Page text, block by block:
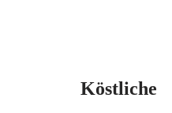
Köstliche